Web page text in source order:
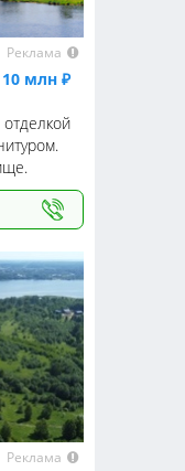
Реклама
млн ₽
отделкой
Реклама